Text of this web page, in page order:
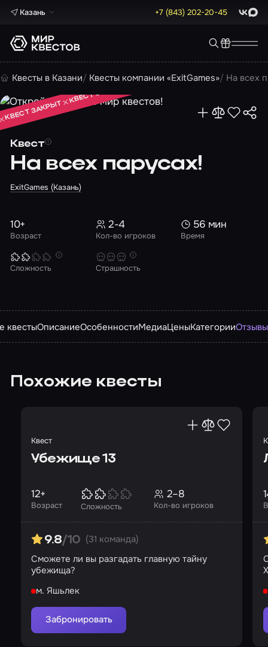
Казань +7 (843) 202-20-45 Max
Квесты в Казани Квесты компании «ExitGames» На всех
Квест
На всех парусах!
ExitGames (Казань)
КВЕСТ ЗАКРЫТ
КВЕСТ ЗАКРЫТ
КВЕСТ ЗАКРЫТ
Возраст
10+
Кол-во игроков
2-4
Время
56 мин
Сложность Страшность
квестыОписаниеОсобенностиМедиаЦеныКатегорииОтзывы
Похожие квесты
Квест
Убежище 13
Возраст
12+
Сложность Кол-во игроков
2–8
9.8/10 (31 команда)
Сможете ли вы разгадать главную тайну
убежища?
м. Яшьлек
Забронировать